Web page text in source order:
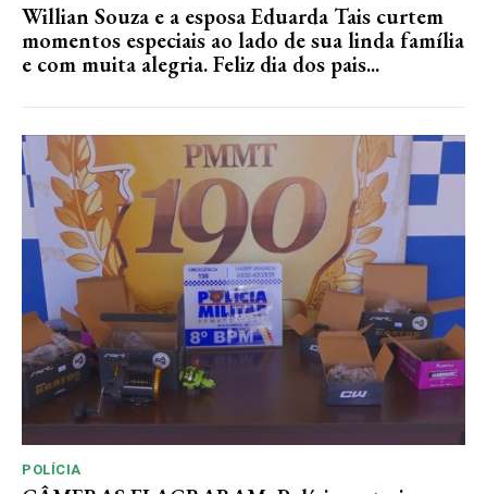
Willian Souza e a esposa Eduarda Tais curtem
momentos especiais ao lado de sua linda família
e com muita alegria. Feliz dia dos pais...
POLÍCIA